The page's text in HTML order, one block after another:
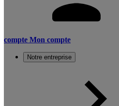
compte Mon compte
Notre entreprise